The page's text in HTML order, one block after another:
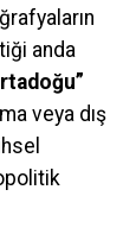
anda
veya dış